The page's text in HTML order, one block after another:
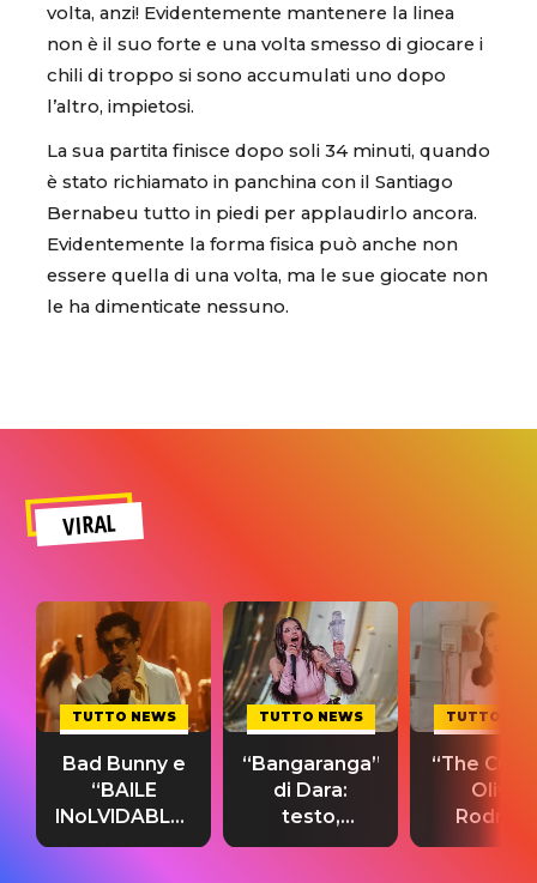
volta, anzi! Evidentemente mantenere la linea
non è il suo forte e una volta smesso di giocare i
chili di troppo si sono accumulati uno dopo
l’altro, impietosi.
La sua partita finisce dopo soli 34 minuti, quando
è stato richiamato in panchina con il Santiago
Bernabeu tutto in piedi per applaudirlo ancora.
Evidentemente la forma fisica può anche non
essere quella di una volta, ma le sue giocate non
le ha dimenticate nessuno.
VIRAL
TUTTO NEWS
Bad Bunny e
“BAILE
INoLVIDABLE”:
testo,
TUTTO NEWS
“Bangaranga”
di Dara:
testo,
traduzione e
TUTTO
“The
Olivia
testo,